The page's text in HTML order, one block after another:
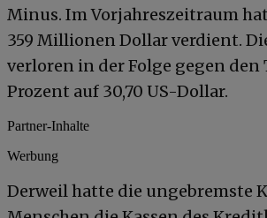
Minus. Im Vorjahreszeitraum
359 Millionen Dollar verdient.
verloren in der Folge gegen den
Prozent auf 30,70 US-Dollar.
Partner-Inhalte
Werbung
Derweil hatte die ungebremste